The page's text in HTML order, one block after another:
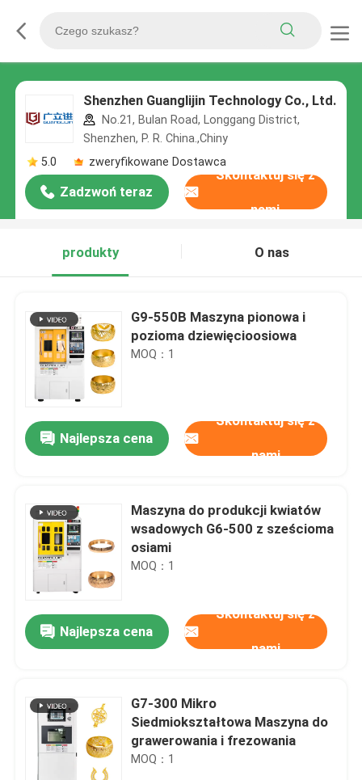
Shenzhen Guanglijin Technology Co., Ltd.
No.21, Bulan Road, Longgang District,
Shenzhen, P. R. China.,Chiny
5.0
zweryfikowane Dostawca
Zadzwoń teraz
Skontaktuj się z
nami
produkty O nas
G9-550B Maszyna pionowa i
pozioma dziewięcioosiowa
MOQ：1
Najlepsza cena
Skontaktuj się z
nami
Maszyna do produkcji kwiatów
wsadowych G6-500 z sześcioma
osiami
MOQ：1
Najlepsza cena
Skontaktuj się z
nami
G7-300 Mikro
Siedmiokształtowa Maszyna do
grawerowania i frezowania
MOQ：1